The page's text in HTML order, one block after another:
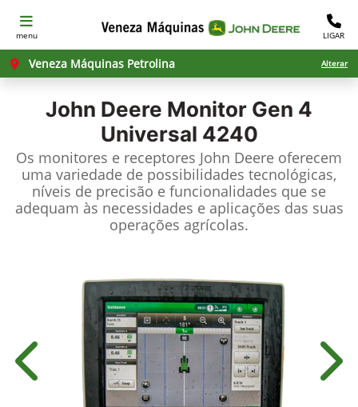
menu LIGAR
Veneza Máquinas Petrolina Alterar
John Deere Monitor Gen 4
Universal 4240
Os monitores e receptores John Deere oferecem
uma variedade de possibilidades tecnológicas,
níveis de precisão e funcionalidades que se
adequam às necessidades e aplicações das suas
operações agrícolas.
Anterior